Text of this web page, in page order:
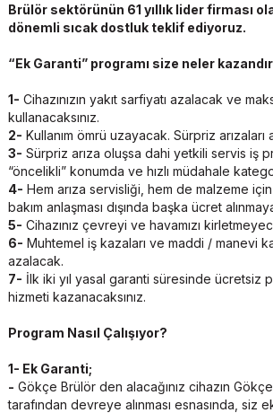
Brülör sektörünün 61 yıllık lider firması
dönemli sıcak dostluk teklif ediyoruz.
“Ek Garanti” programı size neler
1- Cihazınızın yakıt sarfiyatı azalacak ve
kullanacaksınız.
2- Kullanım ömrü uzayacak. Sürpriz arızaları
3- Sürpriz arıza oluşsa dahi yetkili servis iş
“öncelikli” konumda ve hızlı müdahale
4- Hem arıza servisliği, hem de malzeme
bakım anlaşması dışında başka ücret
5- Cihazınız çevreyi ve havamızı
6- Muhtemel iş kazaları ve maddi / manevi
azalacak.
7- İlk iki yıl yasal garanti süresinde ücretsiz
hizmeti kazanacaksınız.
Program Nasıl Çalışıyor?
1- Ek Garanti;
- Gökçe Brülör den alacağınız cihazın
tarafından devreye alınması esnasında, siz